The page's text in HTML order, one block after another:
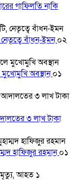
গাফিলতি নাকি
বাঁধন-ইমন০২
অবস্থান০১
৩ লাখ টাকা
হাফিজুর রহমান০১